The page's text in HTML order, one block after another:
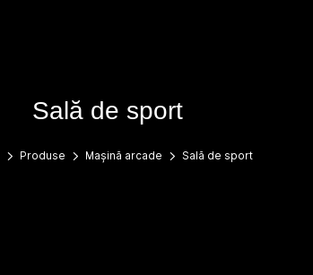
Sală de sport
Produse Mașină arcade Sală de sport